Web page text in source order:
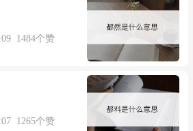
帘子后面吻着至友的妻子。
see the little man behind the
1484个赞
1265个赞